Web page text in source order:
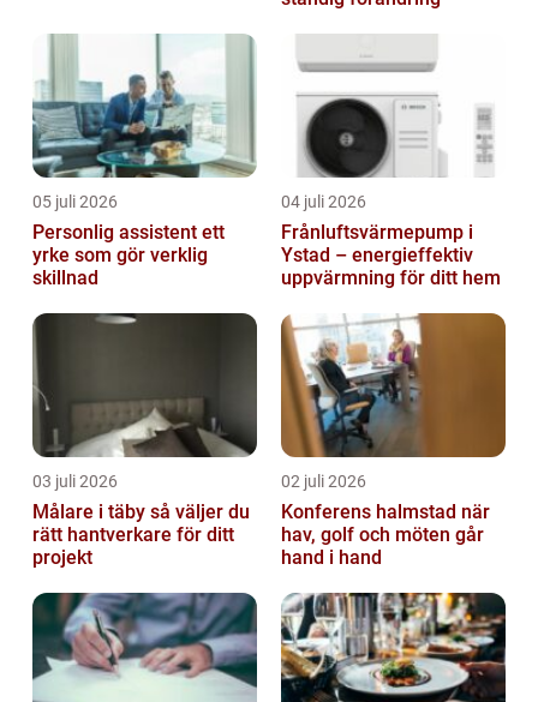
05 juli 2026
Personlig assistent ett
yrke som gör verklig
skillnad
04 juli 2026
Frånluftsvärmepump i
Ystad – energieffektiv
uppvärmning för ditt hem
03 juli 2026
Målare i täby så väljer du
rätt hantverkare för ditt
projekt
02 juli 2026
Konferens halmstad när
hav, golf och möten går
hand i hand